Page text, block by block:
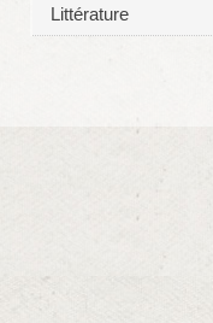
Littérature